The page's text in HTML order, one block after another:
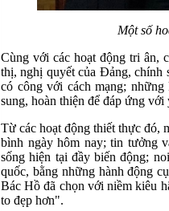
Một số
Cùng với các hoạt động tri ân,
thị, nghị quyết của Đảng, chính
có công với cách mạng;
sung, hoàn thiện để đáp ứng với
Từ các hoạt động thiết thực đó,
bình ngày hôm nay; tin tưởng
sống hiện tại đầy biến động;
quốc, bằng những hành động
Bác Hồ đã chọn với niềm kiêu
to đẹp hơn".